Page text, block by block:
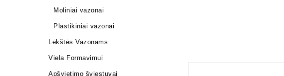
Moliniai vazonai
Plastikiniai vazonai
Lėkštės Vazonams
Viela Formavimui
Apšvietimo šviestuvai